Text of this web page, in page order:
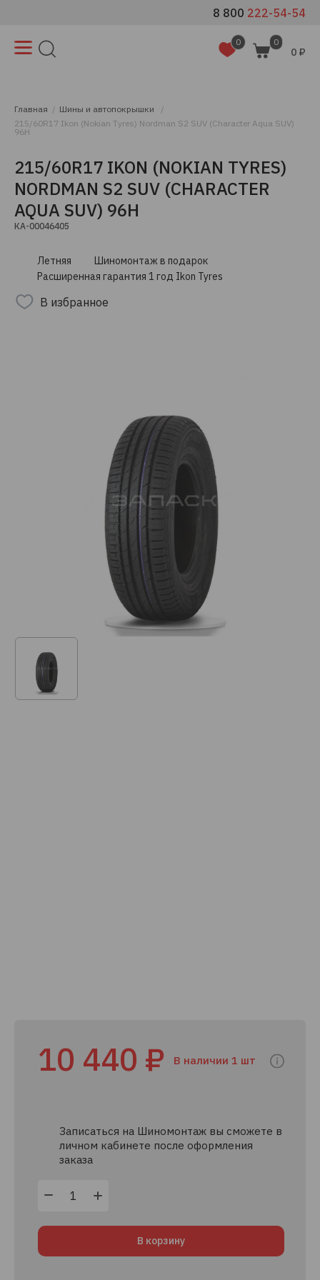
8 800 222-54-54
0 0
0 ₽
Главная
Шины и автопокрышки
215/60R17 Ikon (Nokian Tyres) Nordman S2 SUV (Character Aqua SUV)
96H
215/60R17 IKON (NOKIAN TYRES)
NORDMAN S2 SUV (CHARACTER
AQUA SUV) 96H
КА-00046405
Летняя
Шиномонтаж в подарок
Расширенная гарантия 1 год Ikon Tyres
В избранное
10 440 ₽ В наличии 1 шт
Записаться на Шиномонтаж вы сможете в
личном кабинете после оформления
заказа
В корзину